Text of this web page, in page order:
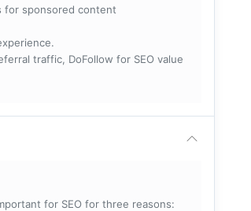
for sponsored content
traffic, DoFollow for SEO value
for SEO for three reasons: